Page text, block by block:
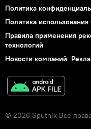
Политика
Политика использования
Правила применения
технологий
Новости компаний
© 2026 Sputnik Все